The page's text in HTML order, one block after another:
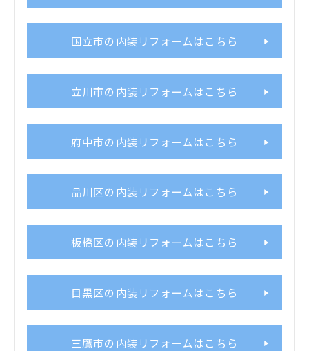
国立市の内装リフォームはこちら
立川市の内装リフォームはこちら
府中市の内装リフォームはこちら
品川区の内装リフォームはこちら
板橋区の内装リフォームはこちら
目黒区の内装リフォームはこちら
三鷹市の内装リフォームはこちら